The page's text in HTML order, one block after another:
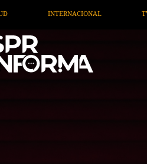
INFORMA OPINIÓN